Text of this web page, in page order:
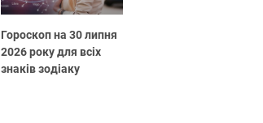
Гороскоп на 30 липня
2026 року для всіх
знаків зодіаку